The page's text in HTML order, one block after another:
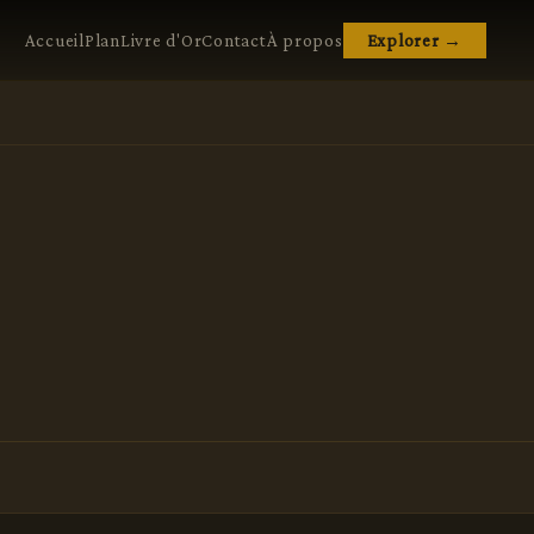
Accueil PlanLivre d'OrContactÀ propos Explorer →